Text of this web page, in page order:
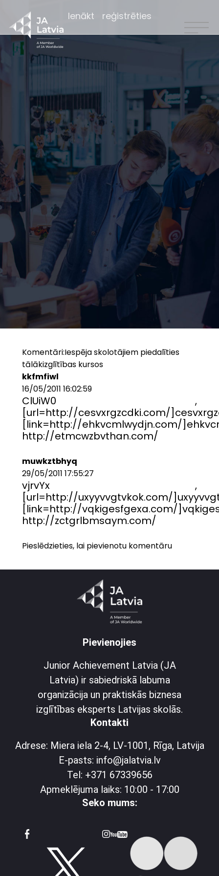
Ienākt reģistrēties
Komentāri:Iespēja skolotājiem piedalīties
tālākizglītības kursos
kkfmfiwl
16/05/2011 16:02:59
ClUiW0 ,
[url=http://cesvxrgzcdki.com/
[link=http://ehkvcmlwydjn.com/
http://etmcwzbvthan.com/
muwkztbhyq
29/05/2011 17:55:27
vjrvYx ,
[url=http://uxyyvvgtvkok.com/
[link=http://vqkigesfgexa.com/
http://zctgrlbmsaym.com/
Pieslēdzieties, lai pievienotu komentāru
Pievienojies
Junior Achievement Latvia (JA
Latvia) ir sabiedriskā labuma
organizācija un praktiskās biznesa
izglītības eksperts Latvijas skolās.
Kontakti
Adrese: Miera iela 2-4, LV-1001, Rīga, Latvija
E-pasts: info@jalatvia.lv
Tel: +371 67339656
Apmeklējuma laiks: 10:00 - 17:00
Seko mums: